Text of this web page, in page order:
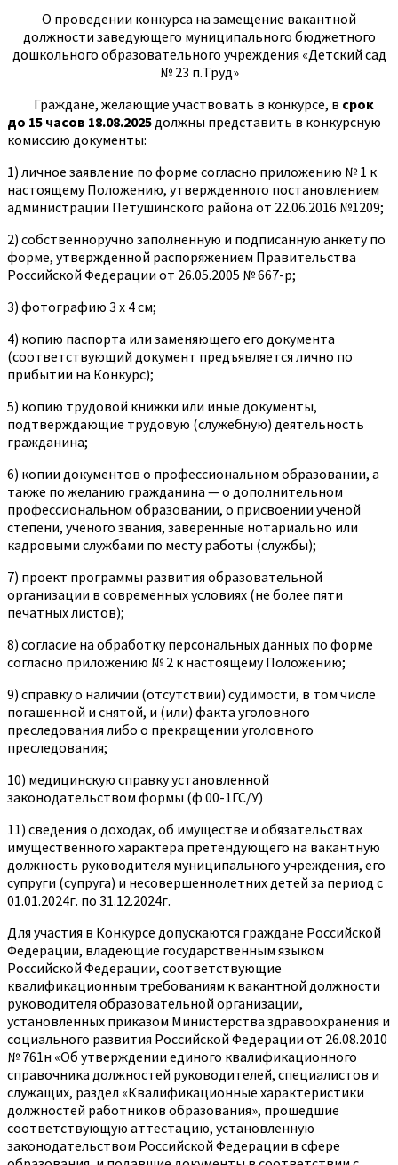
О проведении конкурса на замещение вакантной
должности заведующего муниципального бюджетного
дошкольного образовательного учреждения «Детский сад
№ 23 п.Труд»
Граждане, желающие участвовать в конкурсе, в срок
до 15 часов 18.08.2025 должны представить в конкурсную
комиссию документы:
1) личное заявление по форме согласно приложению № 1 к
настоящему Положению, утвержденного постановлением
администрации Петушинского района от 22.06.2016 №1209;
2) собственноручно заполненную и подписанную анкету по
форме, утвержденной распоряжением Правительства
Российской Федерации от 26.05.2005 № 667-р;
3) фотографию 3 x 4 см;
4) копию паспорта или заменяющего его документа
(соответствующий документ предъявляется лично по
прибытии на Конкурс);
5) копию трудовой книжки или иные документы,
подтверждающие трудовую (служебную) деятельность
гражданина;
6) копии документов о профессиональном образовании, а
также по желанию гражданина — о дополнительном
профессиональном образовании, о присвоении ученой
степени, ученого звания, заверенные нотариально или
кадровыми службами по месту работы (службы);
7) проект программы развития образовательной
организации в современных условиях (не более пяти
печатных листов);
8) согласие на обработку персональных данных по форме
согласно приложению № 2 к настоящему Положению;
9) справку о наличии (отсутствии) судимости, в том числе
погашенной и снятой, и (или) факта уголовного
преследования либо о прекращении уголовного
преследования;
10) медицинскую справку установленной
законодательством формы (ф 00-1ГС/У)
11) сведения о доходах, об имуществе и обязательствах
имущественного характера претендующего на вакантную
должность руководителя муниципального учреждения, его
супруги (супруга) и несовершеннолетних детей за период с
01.01.2024г. по 31.12.2024г.
Для участия в Конкурсе допускаются граждане Российской
Федерации, владеющие государственным языком
Российской Федерации, соответствующие
квалификационным требованиям к вакантной должности
руководителя образовательной организации,
установленных приказом Министерства здравоохранения и
социального развития Российской Федерации от 26.08.2010
№ 761н «Об утверждении единого квалификационного
справочника должностей руководителей, специалистов и
служащих, раздел «Квалификационные характеристики
должностей работников образования», прошедшие
соответствующую аттестацию, установленную
законодательством Российской Федерации в сфере